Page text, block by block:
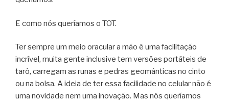
E como nós queríamos o TOT.
Ter sempre um meio oracular a mão é uma facilitação
incrível, muita gente inclusive tem versões portáteis de
tarô, carregam as runas e pedras geomânticas no cinto
ou na bolsa. A ideia de ter essa facilidade no celular não é
uma novidade nem uma inovação. Mas nós queríamos